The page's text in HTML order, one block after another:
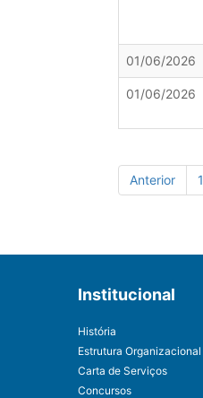
01/06/2026
01/06/2026
Anterior 1
Institucional
História
Estrutura Organizacional
Carta de Serviços
Concursos